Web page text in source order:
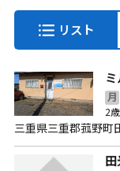
リスト
月
2
三重県三重郡菰野町